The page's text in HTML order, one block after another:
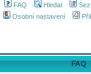
FAQ Hledat
Osobní nastavení
FAQ